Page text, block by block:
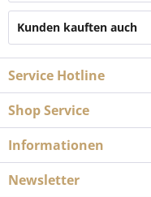
Kunden kauften auch
Service Hotline
Shop Service
Informationen
Newsletter